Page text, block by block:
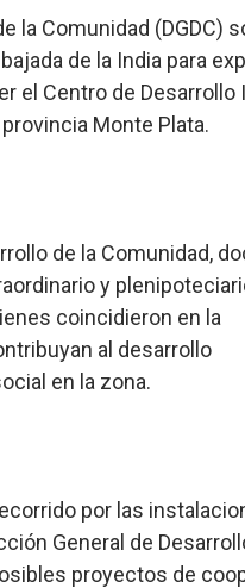
“Todo el equipo
2.0”
Santo
Premios Anuales de
se reúnen en
la Comunidad (DGDC)
de la India para
el Centro de Desarrollo
Monte Plata.
de la Comunidad,
y
coincidieron en la
al desarrollo
en la zona.
por las
General de
proyectos de